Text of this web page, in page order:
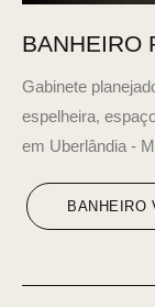
BANHEIRO
Gabinete
espelheira,
em Uberlândia -
BANHEIRO